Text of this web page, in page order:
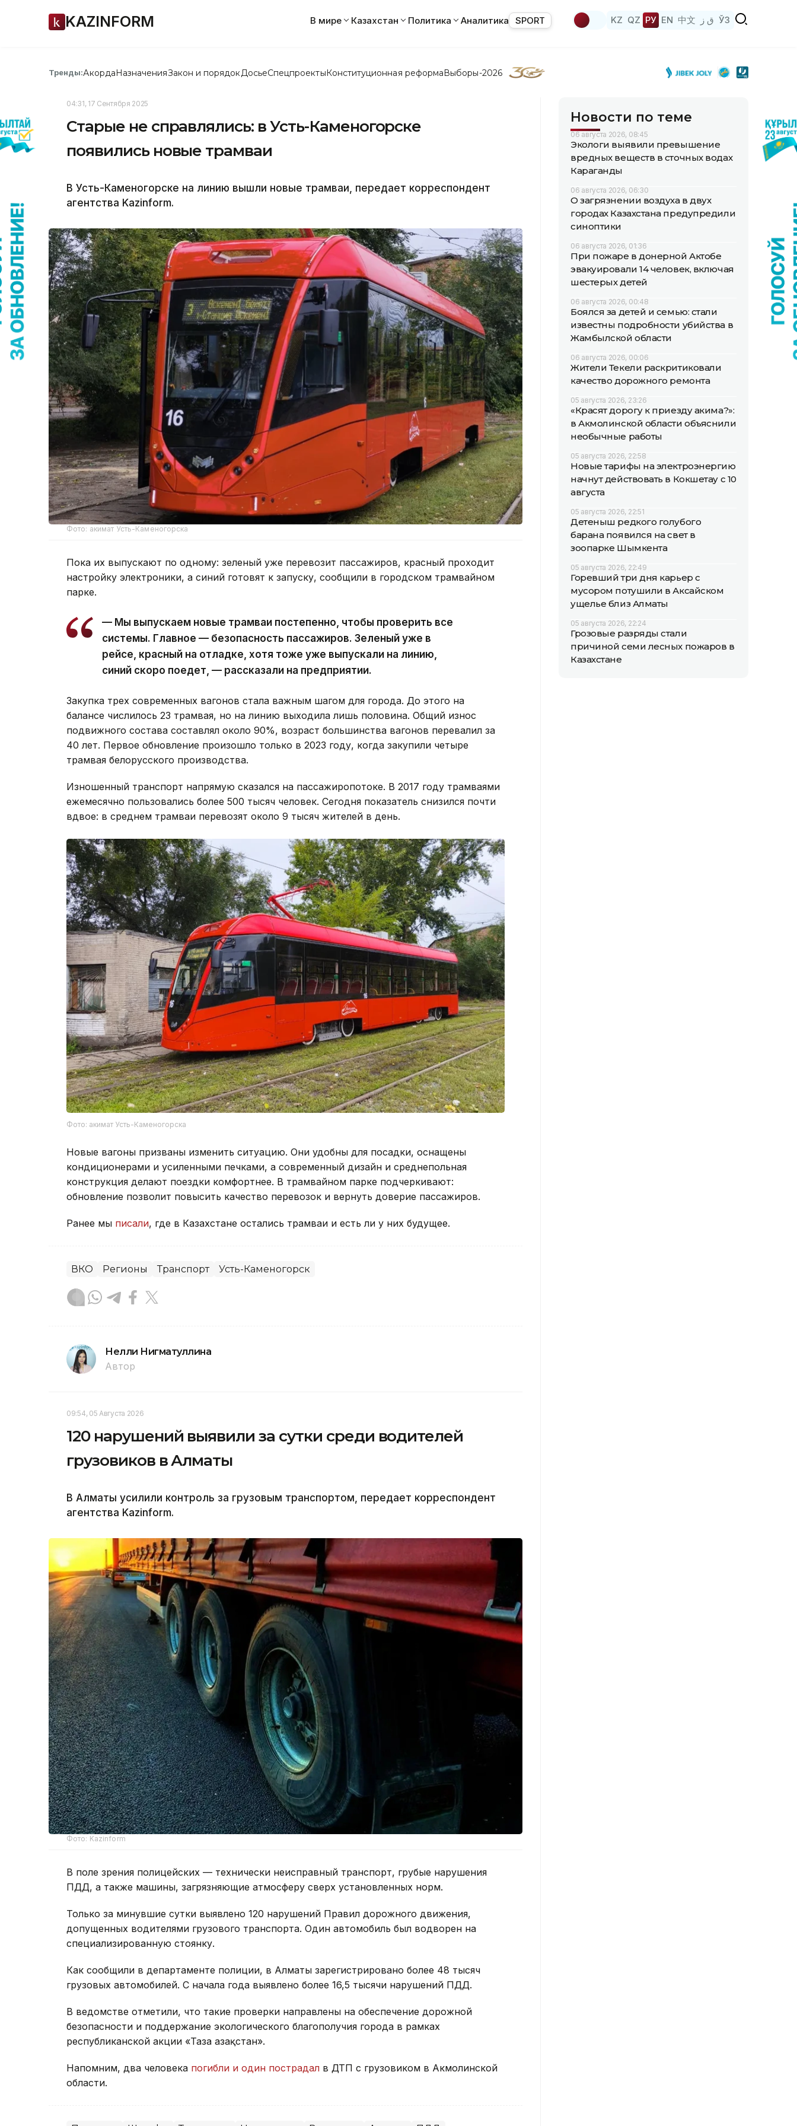
KAZINFORM В мире Казахстан Политика Аналитика SPORT KZ QZ РУ EN 中文 ق ز ЎЗ
Тренды:АкордаНазначенияЗакон и порядок ДосьеСпецпроектыКонституционная реформаВыборы-2026
04:31, 17 Сентября 2025
Старые не справлялись: в Усть-Каменогорске
появились новые трамваи
В Усть-Каменогорске на линию вышли новые трамваи, передает корреспондент
агентства Kazinform.
Фото: акимат Усть-Каменогорска
Пока их выпускают по одному: зеленый уже перевозит пассажиров, красный проходит
настройку электроники, а синий готовят к запуску, сообщили в городском трамвайном
парке.
— Мы выпускаем новые трамваи постепенно, чтобы проверить все
системы. Главное — безопасность пассажиров. Зеленый уже в
рейсе, красный на отладке, хотя тоже уже выпускали на линию,
синий скоро поедет, — рассказали на предприятии.
Закупка трех современных вагонов стала важным шагом для города. До этого на
балансе числилось 23 трамвая, но на линию выходила лишь половина. Общий износ
подвижного состава составлял около 90%, возраст большинства вагонов перевалил за
40 лет. Первое обновление произошло только в 2023 году, когда закупили четыре
трамвая белорусского производства.
Изношенный транспорт напрямую сказался на пассажиропотоке. В 2017 году трамваями
ежемесячно пользовались более 500 тысяч человек. Сегодня показатель снизился почти
вдвое: в среднем трамваи перевозят около 9 тысяч жителей в день.
Фото: акимат Усть-Каменогорска
Новые вагоны призваны изменить ситуацию. Они удобны для посадки, оснащены
кондиционерами и усиленными печками, а современный дизайн и среднепольная
конструкция делают поездки комфортнее. В трамвайном парке подчеркивают:
обновление позволит повысить качество перевозок и вернуть доверие пассажиров.
Ранее мы писали, где в Казахстане остались трамваи и есть ли у них будущее.
ВКО Регионы Транспорт Усть-Каменогорск
Нелли Нигматуллина
Автор
09:54, 05 Августа 2026
120 нарушений выявили за сутки среди водителей
грузовиков в Алматы
В Алматы усилили контроль за грузовым транспортом, передает корреспондент
агентства Kazinform.
Фото: Kazinform
В поле зрения полицейских — технически неисправный транспорт, грубые нарушения
ПДД, а также машины, загрязняющие атмосферу сверх установленных норм.
Только за минувшие сутки выявлено 120 нарушений Правил дорожного движения,
допущенных водителями грузового транспорта. Один автомобиль был водворен на
специализированную стоянку.
Как сообщили в департаменте полиции, в Алматы зарегистрировано более 48 тысяч
грузовых автомобилей. С начала года выявлено более 16,5 тысячи нарушений ПДД.
В ведомстве отметили, что такие проверки направлены на обеспечение дорожной
безопасности и поддержание экологического благополучия города в рамках
республиканской акции «Таза Қазақстан».
Напомним, два человека погибли и один пострадал в ДТП с грузовиком в Акмолинской
области.
Новости по теме
06 августа 2026, 08:45
Экологи выявили превышение
вредных веществ в сточных водах
Караганды
06 августа 2026, 06:30
О загрязнении воздуха в двух
городах Казахстана предупредили
синоптики
06 августа 2026, 01:36
При пожаре в донерной Актобе
эвакуировали 14 человек, включая
шестерых детей
06 августа 2026, 00:48
Боялся за детей и семью: стали
известны подробности убийства в
Жамбылской области
06 августа 2026, 00:06
Жители Текели раскритиковали
качество дорожного ремонта
05 августа 2026, 23:26
«Красят дорогу к приезду акима?»:
в Акмолинской области объяснили
необычные работы
05 августа 2026, 22:58
Новые тарифы на электроэнергию
начнут действовать в Кокшетау с 10
августа
05 августа 2026, 22:51
Детеныш редкого голубого
барана появился на свет в
зоопарке Шымкента
05 августа 2026, 22:49
Горевший три дня карьер с
мусором потушили в Аксайском
ущелье близ Алматы
05 августа 2026, 22:24
Грозовые разряды стали
причиной семи лесных пожаров в
Казахстане